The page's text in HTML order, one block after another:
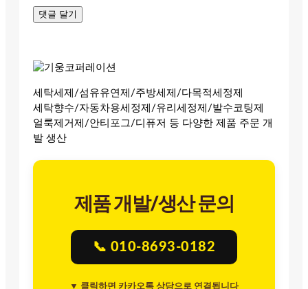
세탁세제/섬유유연제/주방세제/다목적세정제
세탁향수/자동차용세정제/유리세정제/발수코팅제
얼룩제거제/안티포그/디퓨저 등 다양한 제품 주문 개
발 생산
제품 개발/생산 문의
📞 010-8693-0182
▼ 클릭하면 카카오톡 상담으로 연결됩니다